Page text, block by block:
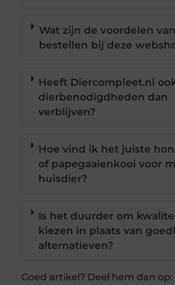
Wat zijn de voordelen
bestellen bij deze
Heeft Diercompleet.nl
dierbenodigdheden dan
verblijven?
Hoe vind ik het juiste
of papegaaienkooi voor
huisdier?
Is het duurder om
kiezen in plaats van
alternatieven?
Goed artikel? Deel hem dan op: